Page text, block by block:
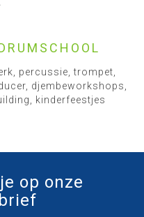
percussie, trompet,
djembeworkshops,
kinderfeestjes
op onze